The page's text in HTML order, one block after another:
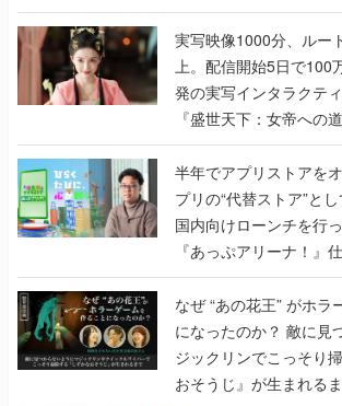
『TATSUJIN
んだレジェンド2人に訊
実写映像1000分、ルー
上。配信開始5日で100
発の実写インタラクテ
『盛世天下：女帝への
うこだわりをプロデュ
半年でアプリストアをオープ
プリの“代替ストア”と
国内向けローンチを行
『あっぷアリーナ！』
てみた
なぜ “あの花王” がホラ
になったのか？ 敵に見つからないようにマ
ジックリンでこっそり
おそうじ』が生まれる